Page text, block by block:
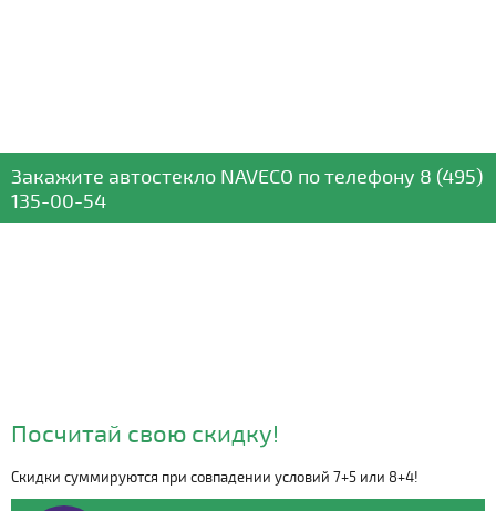
Закажите автостекло NAVECO по телефону 8 (495)
135-00-54
Видео о компании
Посчитай свою скидку!
Скидки суммируются при совпадении условий 7+5 или 8+4!